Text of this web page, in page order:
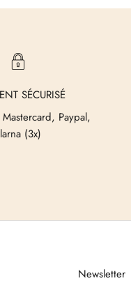
SÉCURISÉ
Paypal,
(3x)
Newsletter